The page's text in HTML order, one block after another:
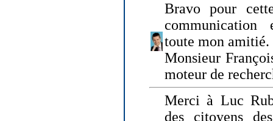
Bravo pour
communication
toute mon amitié.
Monsieur
moteur de
Merci à Luc
des citoyens